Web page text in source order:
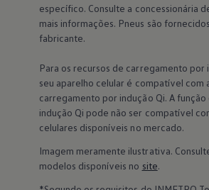
específico. Consulte a concessionária
mais informações. Pneus são
fabricante.
Para os recursos de carregamento por
seu aparelho celular é compatível com
carregamento por indução Qi. A
indução Qi pode não ser compatível
celulares disponíveis no mercado.
Imagem meramente ilustrativa.
modelos disponíveis no site.